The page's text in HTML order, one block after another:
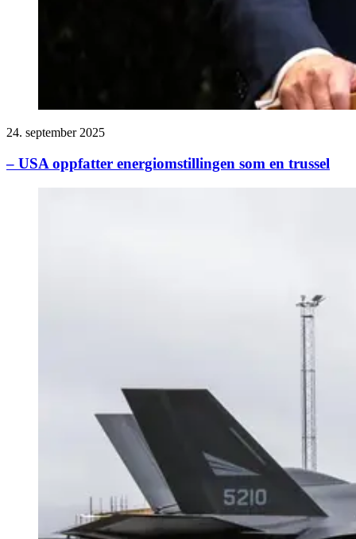
24. september 2025
– USA oppfatter energiomstillingen som en trussel